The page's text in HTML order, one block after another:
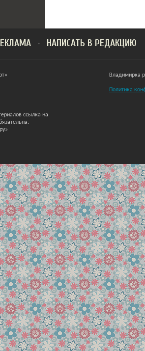
НАПИСАТЬ В РЕДАКЦИЮ
ссылка на
Владимирка
Политика